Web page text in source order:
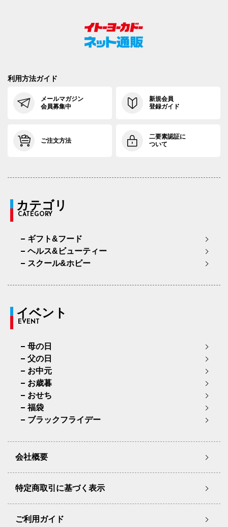
利用方法ガイド
メールマガジン
会員募集中
新規会員
登録ガイド
ご注文方法
二要素認証に
ついて
カテゴリ
CATEGORY
ギフト&フード
ヘルス&ビューティー
スクール&ホビー
イベント
EVENT
母の日
父の日
お中元
お歳暮
おせち
福袋
ブラックフライデー
会社概要
特定商取引に基づく表示
ご利用ガイド